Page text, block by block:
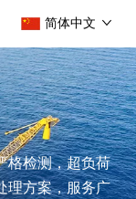
简体中文
格检测，超负荷
理方案，服务广